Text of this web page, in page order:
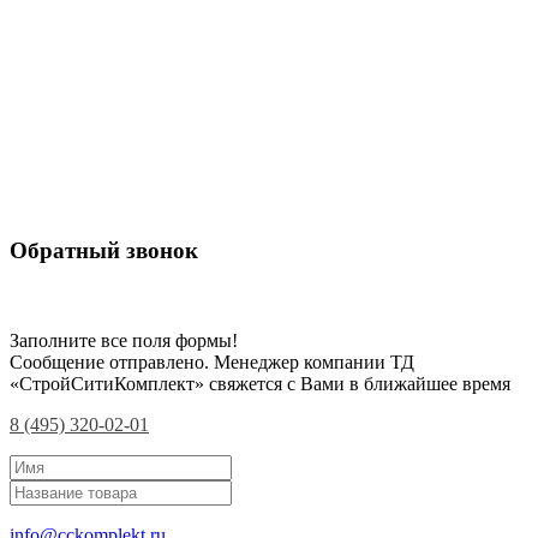
Обратный звонок
Заполните все поля формы!
Сообщение отправлено. Менеджер компании ТД
«СтройСитиКомплект» свяжется с Вами в ближайшее время
8 (495) 320-02-01